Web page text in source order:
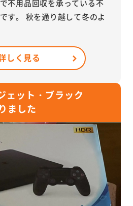
不用品回収を承っている不
す。 秋を通り越して冬のよ
しく見る
ット・ブラック
ました